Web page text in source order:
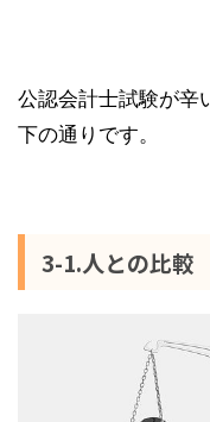
公認会計士試験が辛
下の通りです。
3-1.人との比較